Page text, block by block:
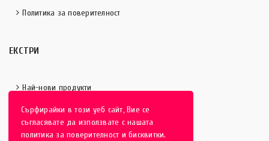
Сърфирайки в този уеб сайт, Вие се
съгласявате да използвате с нашата
политика за поверителност и бисквитки.
Политика за поверителност
ЕКСТРИ
Най-нови продукти
Отличени продукти